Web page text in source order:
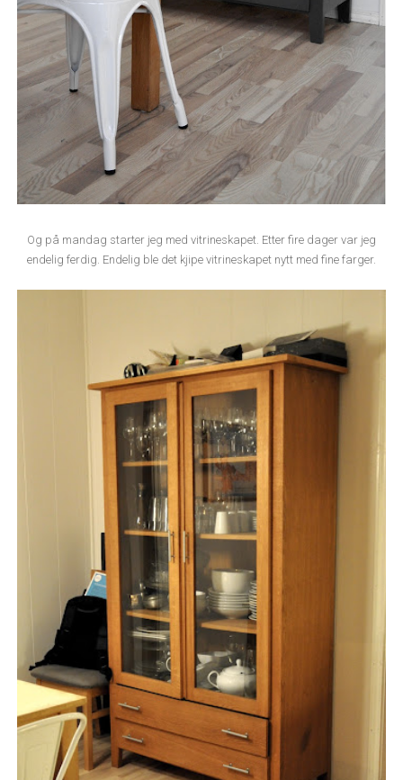
Og på mandag starter jeg med vitrineskapet. Etter fire dager var jeg
endelig ferdig. Endelig ble det kjipe vitrineskapet nytt med fine farger.